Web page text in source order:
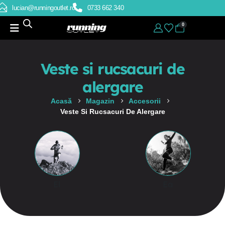
lucian@runningoutlet.ro 0733 662 340
0
Veste si rucsacuri de
alergare
Acasă Magazin
Accesorii
Veste Si Rucsacuri De Alergare